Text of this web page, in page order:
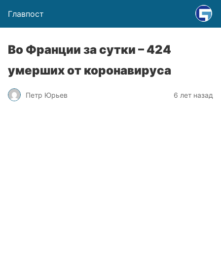
Главпост
Во Франции за сутки – 424
умерших от коронавируса
Петр Юрьев 6 лет назад